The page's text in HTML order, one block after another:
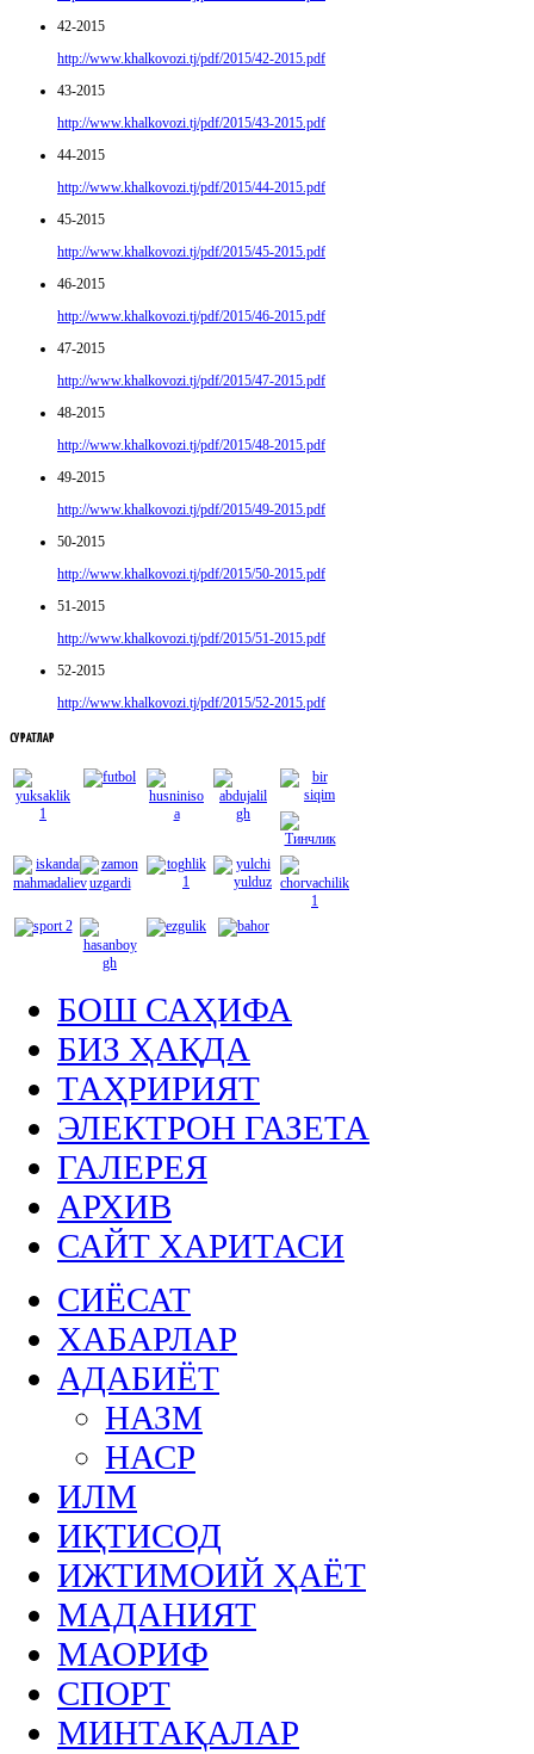
42-2015
http://www.khalkovozi.tj/pdf/2015/42-2015.pdf
43-2015
http://www.khalkovozi.tj/pdf/2015/43-2015.pdf
44-2015
http://www.khalkovozi.tj/pdf/2015/44-2015.pdf
45-2015
http://www.khalkovozi.tj/pdf/2015/45-2015.pdf
46-2015
http://www.khalkovozi.tj/pdf/2015/46-2015.pdf
47-2015
http://www.khalkovozi.tj/pdf/2015/47-2015.pdf
48-2015
http://www.khalkovozi.tj/pdf/2015/48-2015.pdf
49-2015
http://www.khalkovozi.tj/pdf/2015/49-2015.pdf
50-2015
http://www.khalkovozi.tj/pdf/2015/50-2015.pdf
51-2015
http://www.khalkovozi.tj/pdf/2015/51-2015.pdf
52-2015
http://www.khalkovozi.tj/pdf/2015/52-2015.pdf
СУРАТЛАР
БОШ САҲИФА
БИЗ ҲАҚДА
ТАҲРИРИЯТ
ЭЛЕКТРОН ГАЗЕТА
ГАЛЕРЕЯ
АРХИВ
САЙТ ХАРИТАСИ
СИЁСАТ
ХАБАРЛАР
АДАБИЁТ
НАЗМ
НАСР
ИЛМ
ИҚТИСОД
ИЖТИМОИЙ ҲАЁТ
МАДАНИЯТ
МАОРИФ
СПОРТ
МИНТАҚАЛАР